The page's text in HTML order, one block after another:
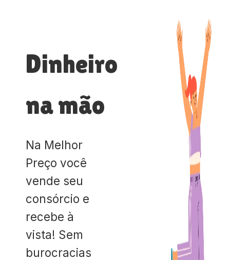
Dinheiro
na mão
Na Melhor
Preço você
vende seu
consórcio e
recebe à
vista! Sem
burocracias